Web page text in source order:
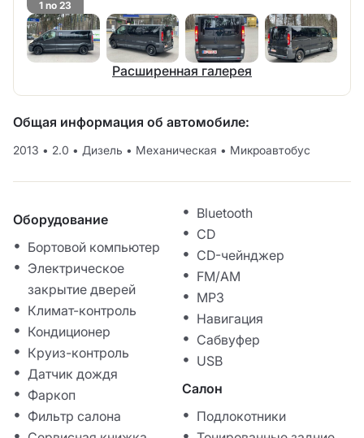
1 no 23
Расширенная галерея
Общая информация об автомобиле:
2013 • 2.0 • Дизель • Механическая • Микроавтобус
Оборудование
Бортовой компьютер
Электрическое
закрытие дверей
Климат-контроль
Кондиционер
Круиз-контроль
Датчик дождя
Фаркоп
Фильтр салона
Bluetooth
CD
CD-чейнджер
FM/AM
MP3
Навигация
Сабвуфер
USB
Салон
Подлокотники